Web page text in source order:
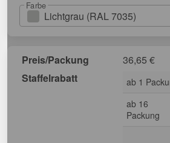
Farbe
Lichtgrau (RAL 7035)
Preis/Packung 36,65 €
Staffelrabatt
ab 1
ab 16
Packung